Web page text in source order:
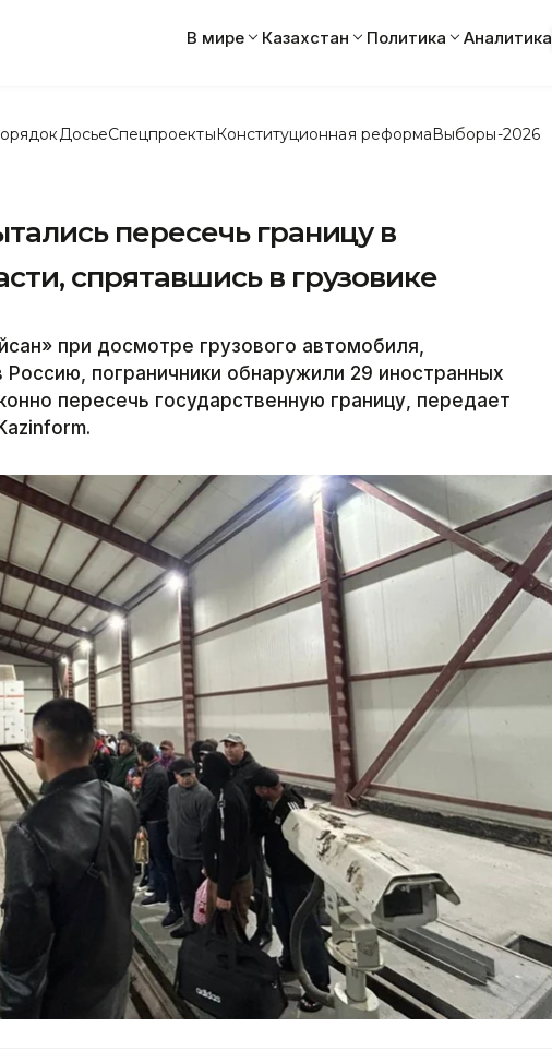
В мире Казахстан Политика Аналитика
ДосьеСпецпроектыКонституционная реформаВыборы-2026
пересечь границу в
спрятавшись в грузовике
при досмотре грузового автомобиля,
пограничники обнаружили 29 иностранных
пересечь государственную границу, передает